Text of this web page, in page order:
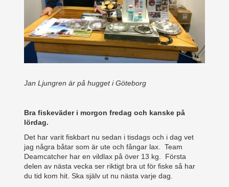
Jan Ljungren är på hugget i Göteborg
Bra fiskeväder i morgon fredag och kanske på
lördag.
Det har varit fiskbart nu sedan i tisdags och i dag vet
jag några båtar som är ute och fångar lax. Team
Deamcatcher har en vildlax på över 13 kg. Första
delen av nästa vecka ser riktigt bra ut för fiske så har
du tid kom hit. Ska själv ut nu nästa varje dag.